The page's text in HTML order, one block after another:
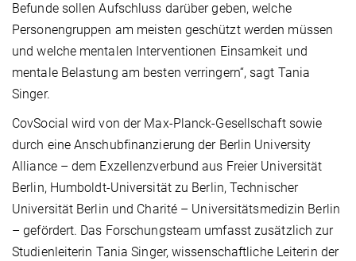
Befunde sollen Aufschluss darüber geben, welche
Personengruppen am meisten geschützt werden müssen
und welche mentalen Interventionen Einsamkeit und
mentale Belastung am besten verringern“, sagt Tania
Singer.
CovSocial wird von der Max-Planck-Gesellschaft sowie
durch eine Anschubfinanzierung der Berlin University
Alliance – dem Exzellenzverbund aus Freier Universität
Berlin, Humboldt-Universität zu Berlin, Technischer
Universität Berlin und Charité – Universitätsmedizin Berlin
– gefördert. Das Forschungsteam umfasst zusätzlich zur
Studienleiterin Tania Singer, wissenschaftliche Leiterin der